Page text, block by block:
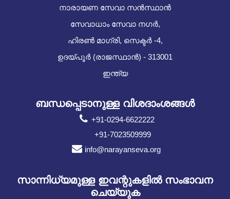
നാരായണ സേവാ സൻസ്ഥാൻ
സേവാധാം സേവാ നഗർ,
ഹിരൺ മാഗ്രി, സെക്ടർ -4,
ഉദയ്പൂർ (രാജസ്ഥാൻ) - 313001
ഇന്ത്യ
ബന്ധപ്പെടാനുള്ള വിശദാംശങ്ങൾ
+91-0294-6622222
+91-7023509999
info@narayanseva.org
സാന്നിധ്യമുള്ള ഇവന്റുകളില്‍ സംഭാവന
ചെയ്യുക